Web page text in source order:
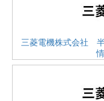
三菱電機株式会社